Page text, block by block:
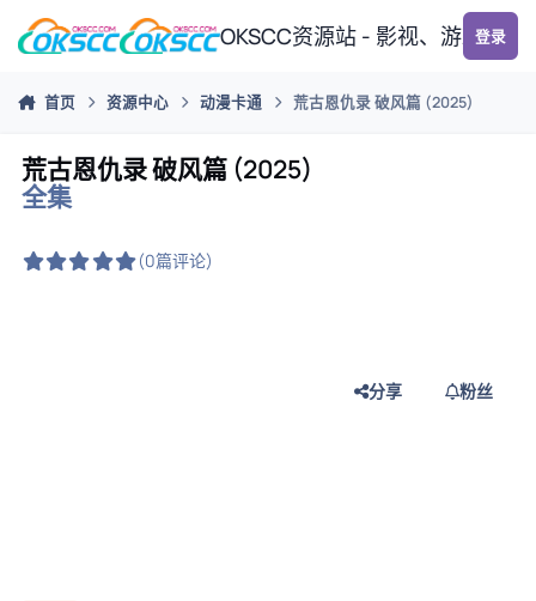
跳转到帖子
OKSCC资源站 - 影视、游戏、
登录
首页 资源中心 动漫卡通 荒古恩仇录 破风篇 (2025)
荒古恩仇录 破风篇 (2025)
全集
(0篇评论)
分享 粉丝